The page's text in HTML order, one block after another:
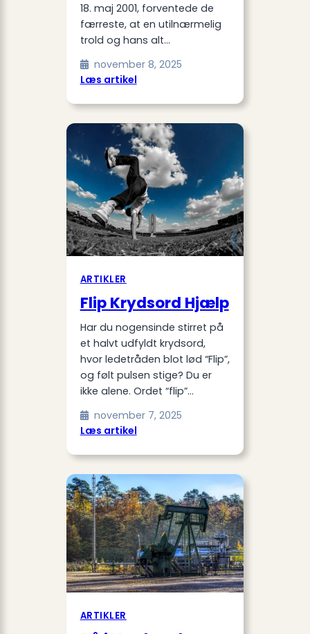
18. maj 2001, forventede de
færreste, at en utilnærmelig
trold og hans alt…
november 8, 2025
Læs artikel:
i
Shrek
ARTIKLER
Flip Krydsord Hjælp
Har du nogensinde stirret på
et halvt udfyldt krydsord,
hvor ledetråden blot lød “Flip”,
og følt pulsen stige? Du er
ikke alene. Ordet “flip”…
november 7, 2025
Læs artikel:
Krydsord
Hjælp
ARTIKLER